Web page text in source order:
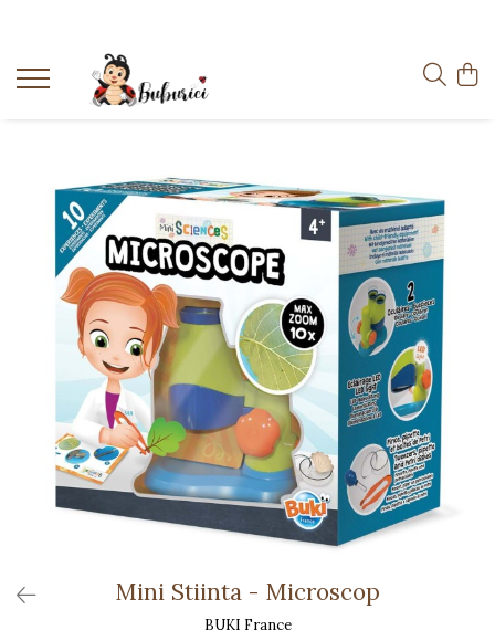
Categorii
Construcții
Accesorii
Exterior
Interior
Bucătărie
Bebeluși
Diverse
2-4 Ani
Mini Stiinta - Microscop
BUKI France